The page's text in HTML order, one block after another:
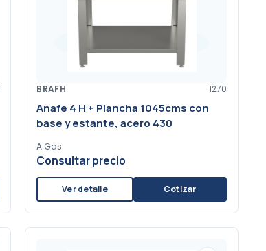
BRAFH 1270
Anafe 4 H + Plancha 1045cms con
base y estante, acero 430
A Gas
Consultar precio
Ver detalle Cotizar